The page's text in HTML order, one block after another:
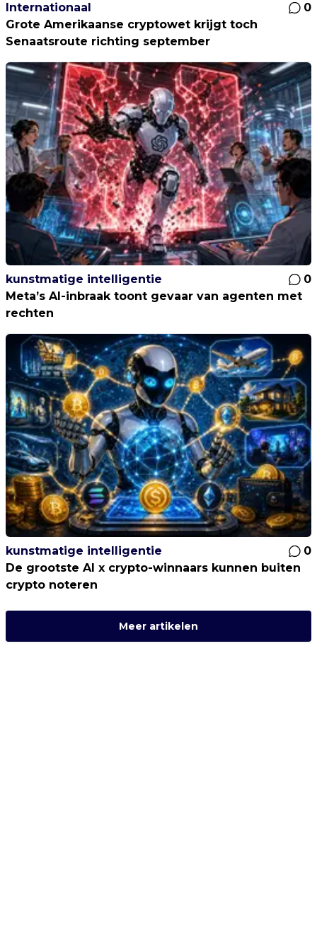
Internationaal
0
Grote Amerikaanse cryptowet krijgt toch
Senaatsroute richting september
kunstmatige intelligentie
0
Meta’s AI-inbraak toont gevaar van agenten met
rechten
kunstmatige intelligentie
0
De grootste AI x crypto-winnaars kunnen buiten
crypto noteren
Meer artikelen